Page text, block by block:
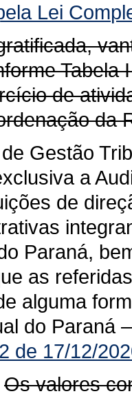
Lei
Tabela
de
da
Gestão
a
de
Paraná,
as
alguma
do Paraná
de 17/12/
Os valores